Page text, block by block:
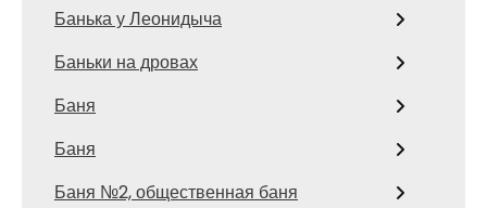
Банька у Леонидыча
Баньки на дровах
Баня
Баня
Баня №2, общественная баня